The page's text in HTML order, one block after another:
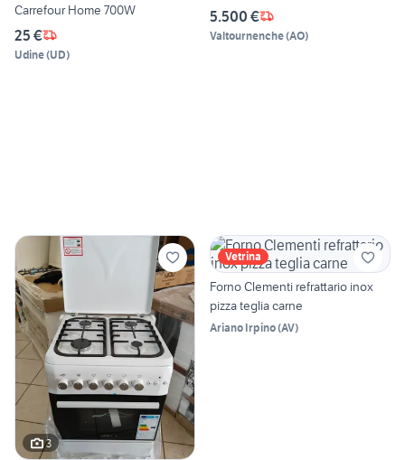
Carrefour Home 700W
25 €
Udine(UD)
5.500 €
Valtournenche(AO)
3
Vetrina
Forno Clementi refrattario inox
pizza teglia carne
Ariano Irpino(AV)